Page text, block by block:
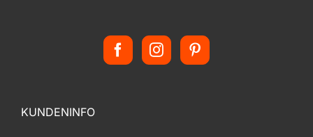
KUNDENINFO